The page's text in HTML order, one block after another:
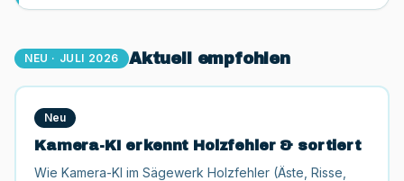
NEU · JULI 2026 Aktuell empfohlen
Neu
Kamera-KI erkennt Holzfehler & sortiert
Wie Kamera-KI im Sägewerk Holzfehler (Äste, Risse,